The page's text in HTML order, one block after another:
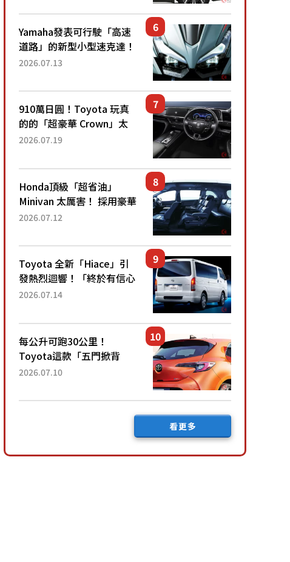
眼！ 配備豐富、超越售價
水準，堪稱高CP值代表的
「...
Yamaha發表可行駛「高速
道路」的新型小型速克達！
搭載能享受超強勁「渦輪
高階「Super Sport」車款
相同的...
2026.07.13
910萬日圓！Toyota 玩真
的的「超豪華 Crown」太
厲害了！採用由「匠人技
運動化「底盤設定」！還配
備專屬豪華...
2026.07.19
Honda頂級「超省油」
Minivan 太厲害！ 採用豪華
「真皮座椅」與專屬「黑色
公里，兼具優異節能表現與
舒適「三...
2026.07.12
Toyota 全新「Hiace」引
發熱烈迴響！「終於有信心
下訂了！」「哪個等級交車
後竟然還要等「超過半年」
才能交車？...
2026.07.14
每公升可跑30公里！
Toyota這款「五門掀背
車」真的很厲害！ 擁有全
尺寸」，配備全面升級！
2026.07.10
看更多